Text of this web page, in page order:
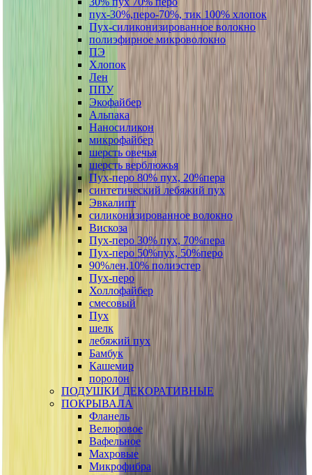
пух-30%,перо-70%, тик 100% хлопок
Пух-силиконизированное волокно
полиэфирное микроволокно
ПЭ
Хлопок
Лен
ППУ
Экофайбер
Альпака
Наносиликон
микрофайбер
шерсть овечья
шерсть верблюжья
Пух-перо 80% пух, 20%пера
синтетический лебяжий пух
Эвкалипт
силиконизированное волокно
Вискоза
Пух-перо 30% пух, 70%пера
Пух-перо 50%пух, 50%перо
90%лен,10% полиэстер
Пух-перо
Холлофайбер
смесовый
Пух
шелк
лебяжий пух
Бамбук
Кашемир
поролон
ПОДУШКИ ДЕКОРАТИВНЫЕ
ПОКРЫВАЛА
Фланель
Велюровое
Вафельное
Махровые
Микрофибра